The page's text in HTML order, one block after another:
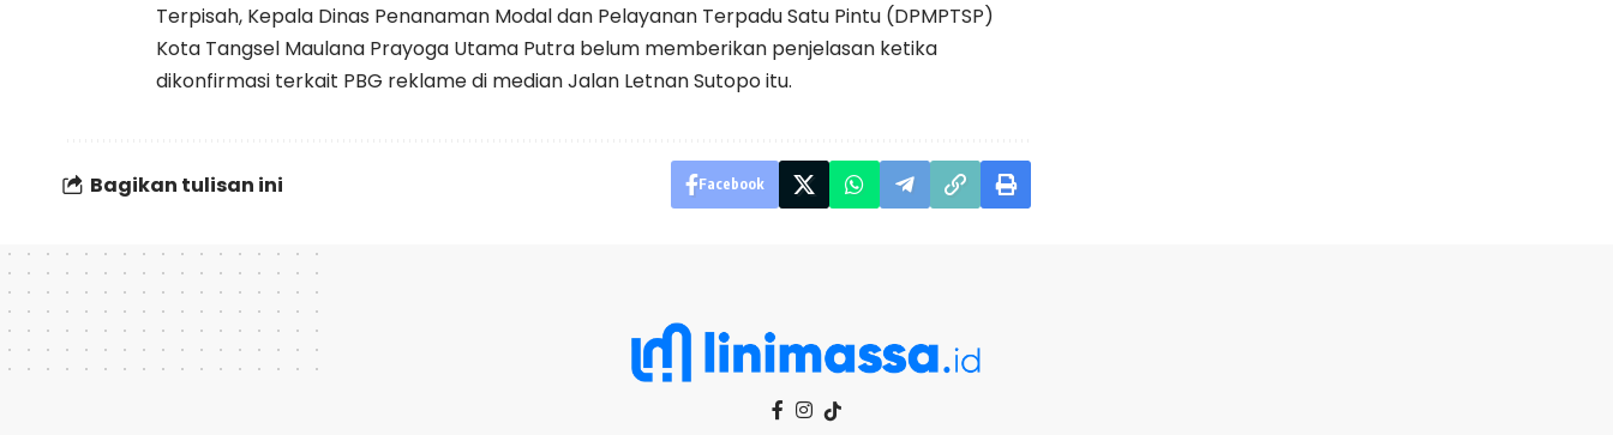
Terpisah, Kepala Dinas Penanaman Modal dan Pelayanan Terpadu Satu Pintu (DPMPTSP)
Kota Tangsel Maulana Prayoga Utama Putra belum memberikan penjelasan ketika
dikonfirmasi terkait PBG reklame di median Jalan Letnan Sutopo itu.
Bagikan tulisan ini Facebook